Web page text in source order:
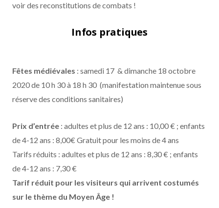
voir des reconstitutions de combats !
Infos pratiques
Fêtes médiévales : samedi 17 & dimanche 18 octobre
2020 de 10 h 30 à 18 h 30 (manifestation maintenue sous
réserve des conditions sanitaires)
Prix d’entrée : adultes et plus de 12 ans : 10,00 € ; enfants
de 4-12 ans : 8,00€ Gratuit pour les moins de 4 ans
Tarifs réduits : adultes et plus de 12 ans : 8,30 € ; enfants
de 4-12 ans : 7,30 €
Tarif réduit pour les visiteurs qui arrivent costumés
sur le thème du Moyen Âge !